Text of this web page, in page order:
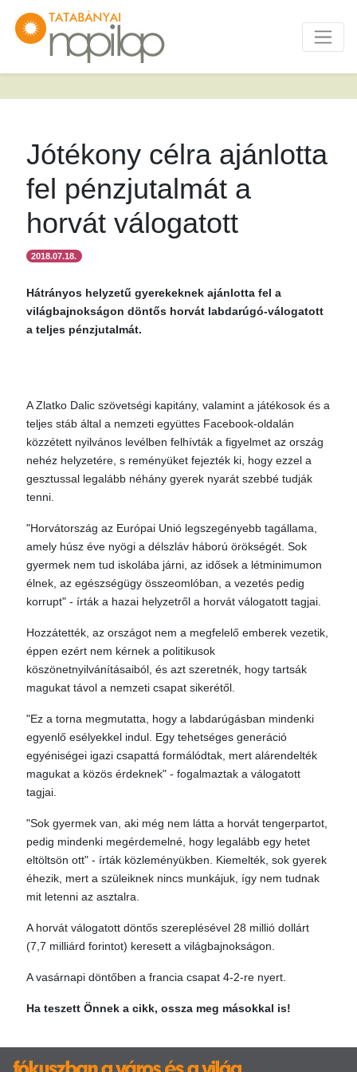
Jótékony célra ajánlotta
fel pénzjutalmát a
horvát válogatott
2018.07.18.
Hátrányos helyzetű gyerekeknek ajánlotta fel a
világbajnokságon döntős horvát labdarúgó-válogatott
a teljes pénzjutalmát.
A Zlatko Dalic szövetségi kapitány, valamint a játékosok és a
teljes stáb által a nemzeti együttes Facebook-oldalán
közzétett nyilvános levélben felhívták a figyelmet az ország
nehéz helyzetére, s reményüket fejezték ki, hogy ezzel a
gesztussal legalább néhány gyerek nyarát szebbé tudják
tenni.
"Horvátország az Európai Unió legszegényebb tagállama,
amely húsz éve nyögi a délszláv háború örökségét. Sok
gyermek nem tud iskolába járni, az idősek a létminimumon
élnek, az egészségügy összeomlóban, a vezetés pedig
korrupt" - írták a hazai helyzetről a horvát válogatott tagjai.
Hozzátették, az országot nem a megfelelő emberek vezetik,
éppen ezért nem kérnek a politikusok
köszönetnyilvánításaiból, és azt szeretnék, hogy tartsák
magukat távol a nemzeti csapat sikerétől.
"Ez a torna megmutatta, hogy a labdarúgásban mindenki
egyenlő esélyekkel indul. Egy tehetséges generáció
egyéniségei igazi csapattá formálódtak, mert alárendelték
magukat a közös érdeknek" - fogalmaztak a válogatott
tagjai.
"Sok gyermek van, aki még nem látta a horvát tengerpartot,
pedig mindenki megérdemelné, hogy legalább egy hetet
eltöltsön ott" - írták közleményükben. Kiemelték, sok gyerek
éhezik, mert a szüleiknek nincs munkájuk, így nem tudnak
mit letenni az asztalra.
A horvát válogatott döntős szereplésével 28 millió dollárt
(7,7 milliárd forintot) keresett a világbajnokságon.
A vasárnapi döntőben a francia csapat 4-2-re nyert.
Ha teszett Önnek a cikk, ossza meg másokkal is!